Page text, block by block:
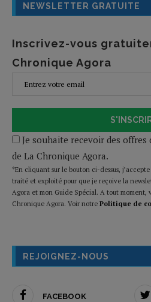
NEWSLETTER GRATUITE
Inscrivez-vous
Chronique Agora
Je souhaite recevoir des
de La Chronique Agora.
*En cliquant sur le bouton ci-dessus,
traité et exploité pour que je reçoive la
Agora et mon Guide Spécial. A tout moment,
Chronique Agora. Voir notre Politique de
REJOIGNEZ-NOUS
FACEBOOK